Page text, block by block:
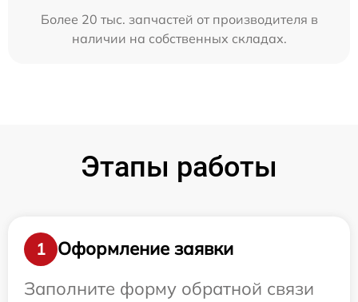
Более 20 тыс. запчастей от производителя в
наличии на собственных складах.
Этапы работы
1
Оформление заявки
Заполните форму обратной связи